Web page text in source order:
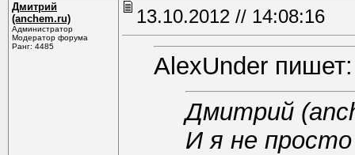
Дмитрий
(anchem.ru)
Администратор
Модератор форума
Ранг: 4485
13.10.2012 // 14:08:16
AlexUnder пишет:
Дмитрий
И я не